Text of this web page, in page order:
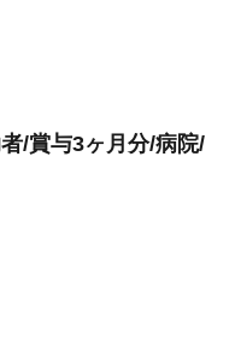
/賞与3ヶ月分/病院/